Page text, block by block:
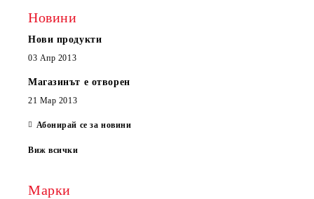
Новини
Нови продукти
03 Апр 2013
Магазинът е отворен
21 Мар 2013
Абонирай се за новини
Виж всички
Марки